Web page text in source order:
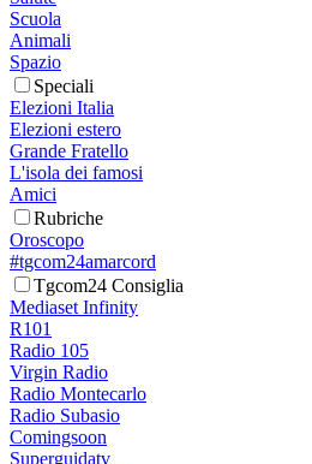
Scuola
Animali
Spazio
Speciali
Elezioni Italia
Elezioni estero
Grande Fratello
L'isola dei famosi
Amici
Rubriche
Oroscopo
#tgcom24amarcord
Tgcom24 Consiglia
Mediaset Infinity
R101
Radio 105
Virgin Radio
Radio Montecarlo
Radio Subasio
Comingsoon
Superguidatv